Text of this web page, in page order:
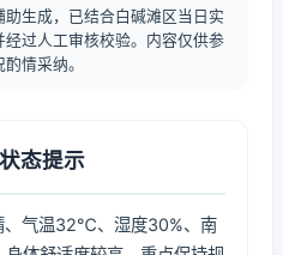
生成，已结合白碱滩区当日实
过人工审核校验。内容仅供参
情采纳。
态提示
、气温32℃、湿度30%、南